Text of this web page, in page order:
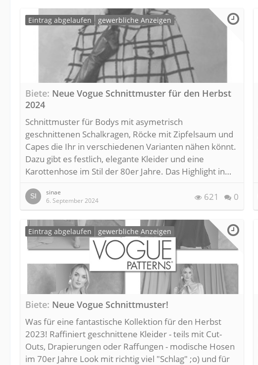
Eintrag abgelaufen gewerbliche Anzeigen
Biete Neue Vogue Schnittmuster für den Herbst
2024
Schnittmuster für Bodys mit asymetrisch
geschnittenen Schalkragen, Röcke mit Zipfelsaum und
Capes die Ihr in verschiedenen Varianten nähen könnt.
Dazu gibt es festlich, elegante Kleider und eine
Karottenhose im Stil der 80er Jahre. Das Highlight in…
sinae
6. September 2024
621 0
Eintrag abgelaufen gewerbliche Anzeigen
Biete Neue Vogue Schnittmuster!
Was für eine fantastische Kollektion für den Herbst
2023! Raffiniert geschnittene Kleider - teils mit Cut-
Outs, Drapierungen oder Raffungen - modische Hosen
im 70er Jahre Look mit richtig viel "Schlag" ;o) und für